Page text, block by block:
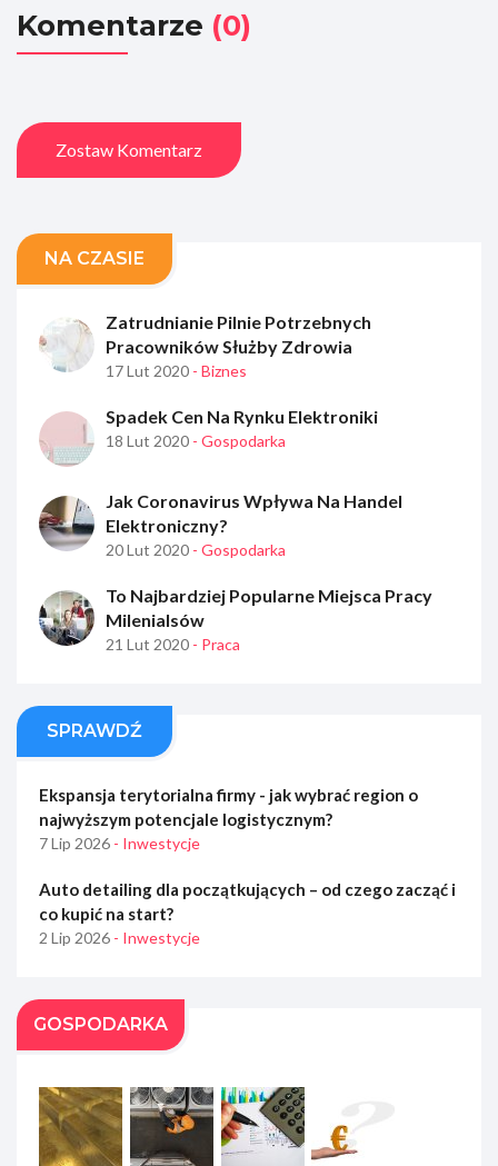
Komentarze (0)
Zostaw Komentarz
NA CZASIE
Zatrudnianie Pilnie Potrzebnych
Pracowników Służby Zdrowia
17 Lut 2020 - Biznes
Spadek Cen Na Rynku Elektroniki
18 Lut 2020 - Gospodarka
Jak Coronavirus Wpływa Na Handel
Elektroniczny?
20 Lut 2020 - Gospodarka
To Najbardziej Popularne Miejsca Pracy
Milenialsów
21 Lut 2020 - Praca
SPRAWDŹ
Ekspansja terytorialna firmy - jak wybrać region o
najwyższym potencjale logistycznym?
7 Lip 2026 - Inwestycje
Auto detailing dla początkujących – od czego zacząć i
co kupić na start?
2 Lip 2026 - Inwestycje
GOSPODARKA